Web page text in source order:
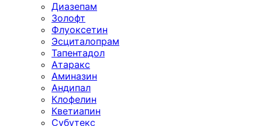
Диазепам
Золофт
Флуоксетин
Эсциталопрам
Тапентадол
Атаракс
Аминазин
Андипал
Клофелин
Кветиапин
Субутекс